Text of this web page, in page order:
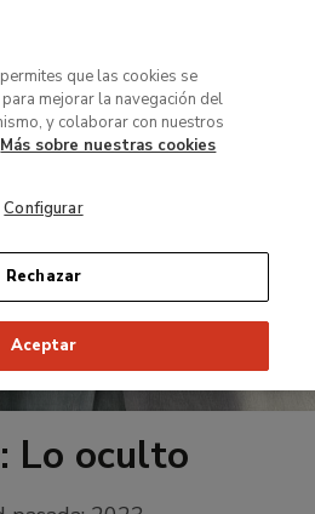
Lo oculto
que las cookies se
mejorar la navegación del
y colaborar con nuestros
Más sobre nuestras cookies
Configurar
Rechazar
Aceptar